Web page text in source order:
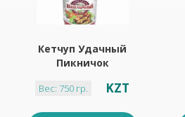
Кетчуп Удачный
Пикничок
пласт Бут
Вес: 750 гр. KZT